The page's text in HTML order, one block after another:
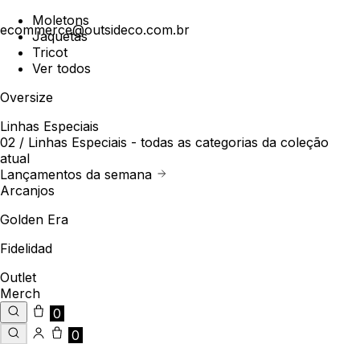
ecommerce@outsideco.com.br
Moletons
Jaquetas
Tricot
Ver todos
Oversize
Linhas Especiais
02 / Linhas Especiais - todas as categorias da coleção
atual
Lançamentos da semana
Arcanjos
Golden Era
Fidelidad
Outlet
Merch
0
0